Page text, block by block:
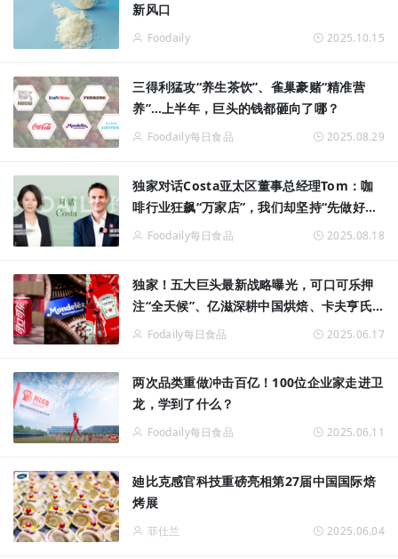
新风口
Foodaily 2025.10.15
三得利猛攻“养生茶饮”、雀巢豪赌“精准营
养”…上半年，巨头的钱都砸向了哪？
Foodaily每日食品 2025.08.29
独家对话Costa亚太区董事总经理Tom：咖
啡行业狂飙“万家店”，我们却坚持“先做好再
做大”Foodaily每日食品 2025.08.18
独家！五大巨头最新战略曝光，可口可乐押
注“全天候”、亿滋深耕中国烘焙、卡夫亨氏
拒打价格战
Fodaily每日食品 2025.06.17
两次品类重做冲击百亿！100位企业家走进卫
龙，学到了什么？
Foodaily每日食品 2025.06.11
廸比克感官科技重磅亮相第27届中国国际焙
烤展
菲仕兰 2025.06.04